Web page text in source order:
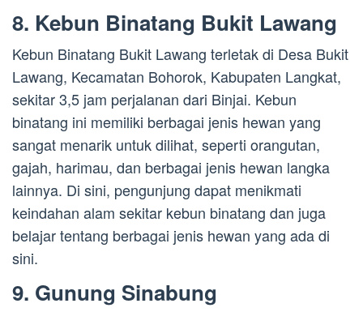
8. Kebun Binatang Bukit Lawang
Kebun Binatang Bukit Lawang terletak di Desa Bukit
Lawang, Kecamatan Bohorok, Kabupaten Langkat,
sekitar 3,5 jam perjalanan dari Binjai. Kebun
binatang ini memiliki berbagai jenis hewan yang
sangat menarik untuk dilihat, seperti orangutan,
gajah, harimau, dan berbagai jenis hewan langka
lainnya. Di sini, pengunjung dapat menikmati
keindahan alam sekitar kebun binatang dan juga
belajar tentang berbagai jenis hewan yang ada di
sini.
9. Gunung Sinabung